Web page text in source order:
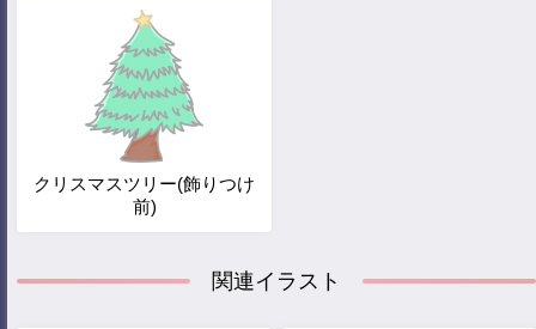
クリスマスツリー(飾りつけ
前)
関連イラスト